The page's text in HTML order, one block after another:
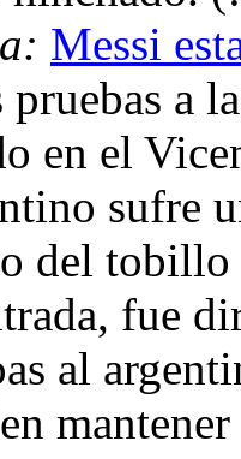
Messi
a
en el
sufre
del
fue
al